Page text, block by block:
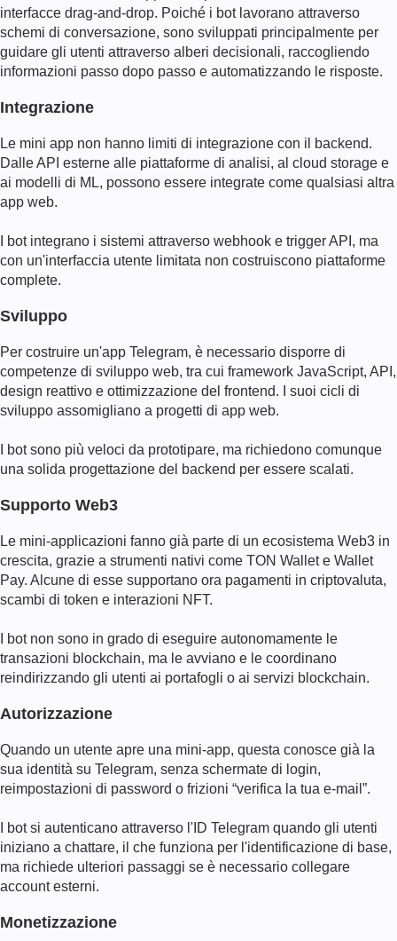
interfacce drag-and-drop. Poiché i bot lavorano attraverso
schemi di conversazione, sono sviluppati principalmente per
guidare gli utenti attraverso alberi decisionali, raccogliendo
informazioni passo dopo passo e automatizzando le risposte.
Integrazione
Le mini app non hanno limiti di integrazione con il backend.
Dalle API esterne alle piattaforme di analisi, al cloud storage e
ai modelli di ML, possono essere integrate come qualsiasi altra
app web.
I bot integrano i sistemi attraverso webhook e trigger API, ma
con un'interfaccia utente limitata non costruiscono piattaforme
complete.
Sviluppo
Per costruire un'app Telegram, è necessario disporre di
competenze di sviluppo web, tra cui framework JavaScript, API,
design reattivo e ottimizzazione del frontend. I suoi cicli di
sviluppo assomigliano a progetti di app web.
I bot sono più veloci da prototipare, ma richiedono comunque
una solida progettazione del backend per essere scalati.
Supporto Web3
Le mini-applicazioni fanno già parte di un ecosistema Web3 in
crescita, grazie a strumenti nativi come TON Wallet e Wallet
Pay. Alcune di esse supportano ora pagamenti in criptovaluta,
scambi di token e interazioni NFT.
I bot non sono in grado di eseguire autonomamente le
transazioni blockchain, ma le avviano e le coordinano
reindirizzando gli utenti ai portafogli o ai servizi blockchain.
Autorizzazione
Quando un utente apre una mini-app, questa conosce già la
sua identità su Telegram, senza schermate di login,
reimpostazioni di password o frizioni “verifica la tua e-mail”.
I bot si autenticano attraverso l'ID Telegram quando gli utenti
iniziano a chattare, il che funziona per l'identificazione di base,
ma richiede ulteriori passaggi se è necessario collegare
account esterni.
Monetizzazione